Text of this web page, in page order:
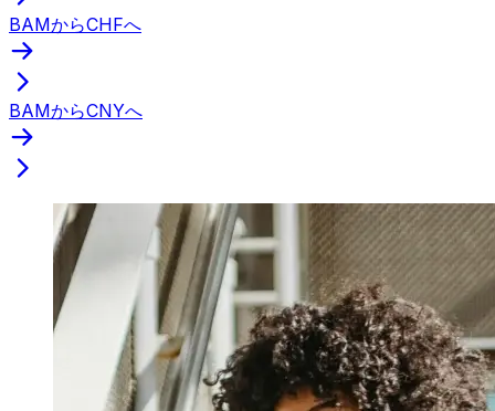
BAMからCHFへ
BAMからCNYへ